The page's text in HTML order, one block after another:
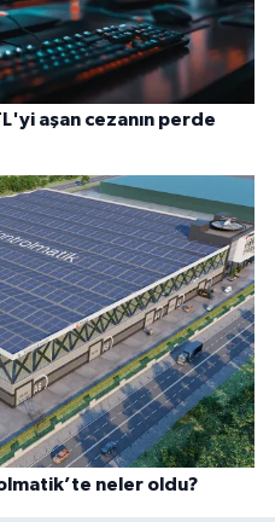
aşan cezanın perde
neler oldu?